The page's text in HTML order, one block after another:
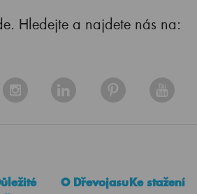
Hledejte a najdete nás na:
O DřevojasuKe stažení